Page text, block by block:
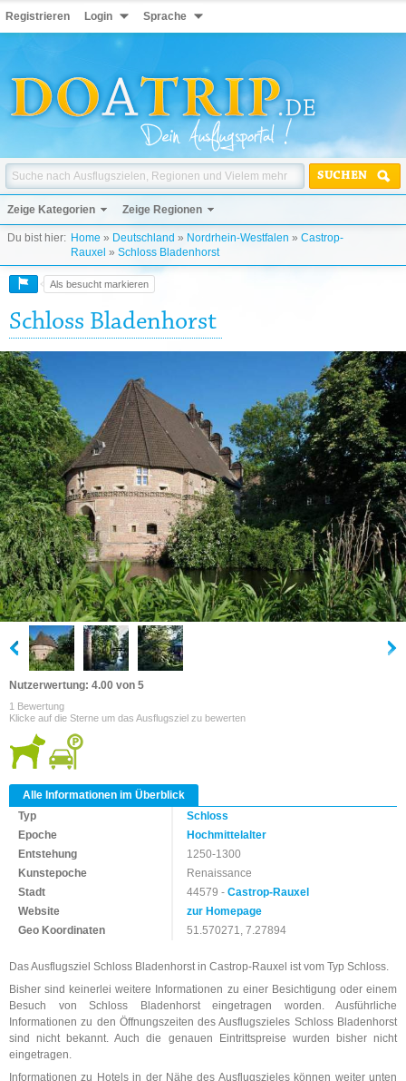
Registrieren Login Sprache
SUCHEN
Zeige Kategorien Zeige Regionen
Du bist hier: Home » Deutschland » Nordrhein-Westfalen » Castrop-
Rauxel » Schloss Bladenhorst
Als besucht markieren
Schloss Bladenhorst
Nutzerwertung: 4.00 von 5
1 Bewertung
Klicke auf die Sterne um das Ausflugsziel zu bewerten
Alle Informationen im Überblick
Typ
Schloss
Epoche
Hochmittelalter
Entstehung
1250-1300
Kunstepoche
Renaissance
Stadt
44579 -Castrop-Rauxel
Website
zur Homepage
Geo Koordinaten
51.570271, 7.27894
Das Ausflugsziel Schloss Bladenhorst in Castrop-Rauxel ist vom Typ Schloss.
Bisher sind keinerlei weitere Informationen zu einer Besichtigung oder einem
Besuch von Schloss Bladenhorst eingetragen worden. Ausführliche
Informationen zu den Öffnungszeiten des Ausflugszieles Schloss Bladenhorst
sind nicht bekannt. Auch die genauen Eintrittspreise wurden bisher nicht
eingetragen.
Informationen zu Hotels in der Nähe des Ausflugszieles können weiter unten